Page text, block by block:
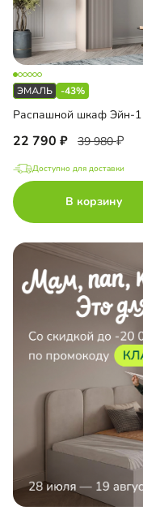
-43%
22 790 39 980
Доступно для доставки
В корзину